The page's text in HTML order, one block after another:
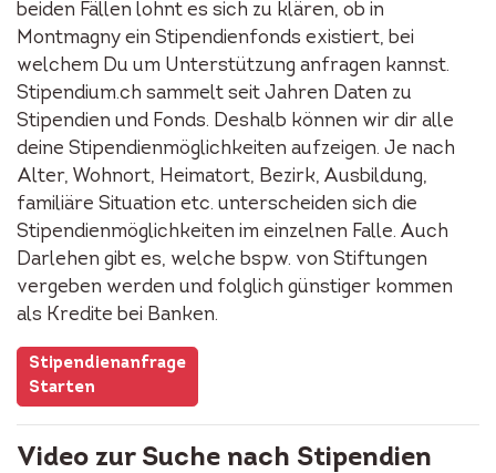
beiden Fällen lohnt es sich zu klären, ob in
Montmagny ein Stipendienfonds existiert, bei
welchem Du um Unterstützung anfragen kannst.
Stipendium.ch sammelt seit Jahren Daten zu
Stipendien und Fonds. Deshalb können wir dir alle
deine Stipendienmöglichkeiten aufzeigen. Je nach
Alter, Wohnort, Heimatort, Bezirk, Ausbildung,
familiäre Situation etc. unterscheiden sich die
Stipendienmöglichkeiten im einzelnen Falle. Auch
Darlehen gibt es, welche bspw. von Stiftungen
vergeben werden und folglich günstiger kommen
als Kredite bei Banken.
Stipendienanfrage
Starten
Video zur Suche nach Stipendien